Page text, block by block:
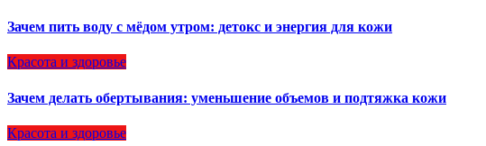
Зачем пить воду с мёдом утром: детокс и энергия для кожи
Красота и здоровье
Зачем делать обертывания: уменьшение объемов и подтяжка кожи
Красота и здоровье